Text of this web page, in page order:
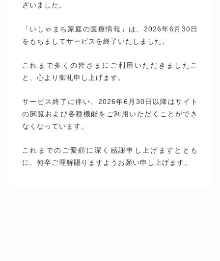
ざいました。
「いしゃまち家庭の医療情報」は、2026年6月30日
をもちましてサービスを終了いたしました。
これまで多くの皆さまにご利用いただきましたこ
と、心より御礼申し上げます。
サービス終了に伴い、2026年6月30日以降はサイト
の閲覧および各種機能をご利用いただくことができ
なくなっています。
これまでのご愛顧に深く感謝申し上げますととも
に、何卒ご理解賜りますようお願い申し上げます。